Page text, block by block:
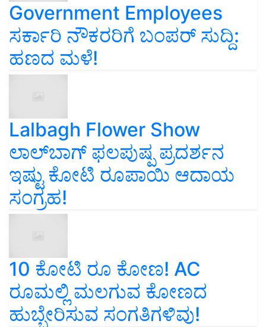
Government Employees
ಸರ್ಕಾರಿ ನೌಕರರಿಗೆ ಬಂಪರ್‌ ಸುದ್ದಿ:
ಹಣದ ಮಳೆ!
Lalbagh Flower Show
ಲಾಲ್‌ಬಾಗ್ ಫಲಪುಷ್ಪ ಪ್ರದರ್ಶನ
ಇಷ್ಟು ಕೋಟಿ ರೂಪಾಯಿ ಆದಾಯ
ಸಂಗ್ರಹ!
10 ಕೋಟಿ ರೂ ಕೋಣ! AC
ರೂಮಲ್ಲಿ ಮಲಗುವ ಕೋಣದ
ಹುಬ್ಬೇರಿಸುವ ಸಂಗತಿಗಳಿವು!